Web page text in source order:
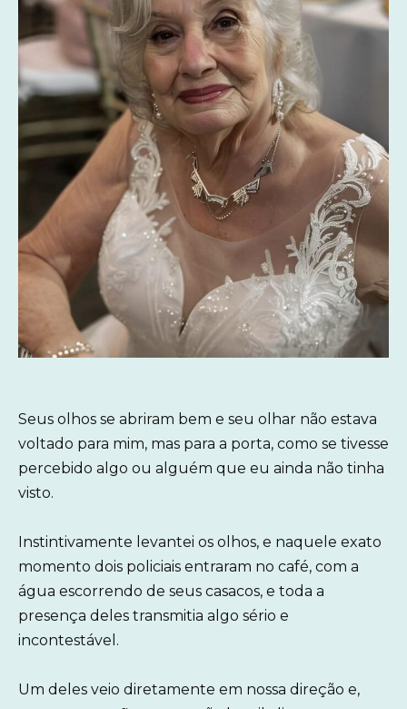
Seus olhos se abriram bem e seu olhar não estava
voltado para mim, mas para a porta, como se tivesse
percebido algo ou alguém que eu ainda não tinha
visto.
Instintivamente levantei os olhos, e naquele exato
momento dois policiais entraram no café, com a
água escorrendo de seus casacos, e toda a
presença deles transmitia algo sério e
incontestável.
Um deles veio diretamente em nossa direção e,